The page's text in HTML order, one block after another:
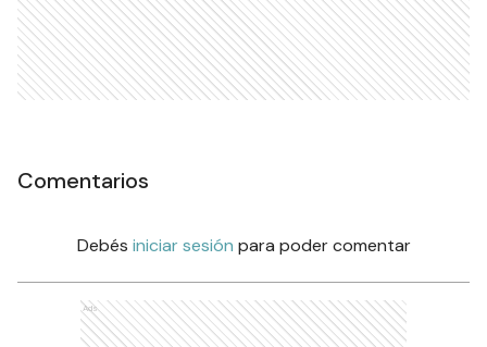
Comentarios
Debés iniciar sesión para poder comentar
Ads